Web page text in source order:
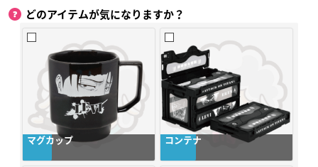
どのアイテムが気になりますか？
マグカップ コンテナ